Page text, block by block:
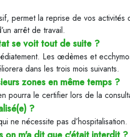
permet la reprise de vos activités
arrêt de travail.
se voit tout de suite ?
Les œdèmes et
dans les trois mois suivants.
zones en même temps ?
pourra le certifier lors de la
?
ne nécessite pas d’hospitalisation.